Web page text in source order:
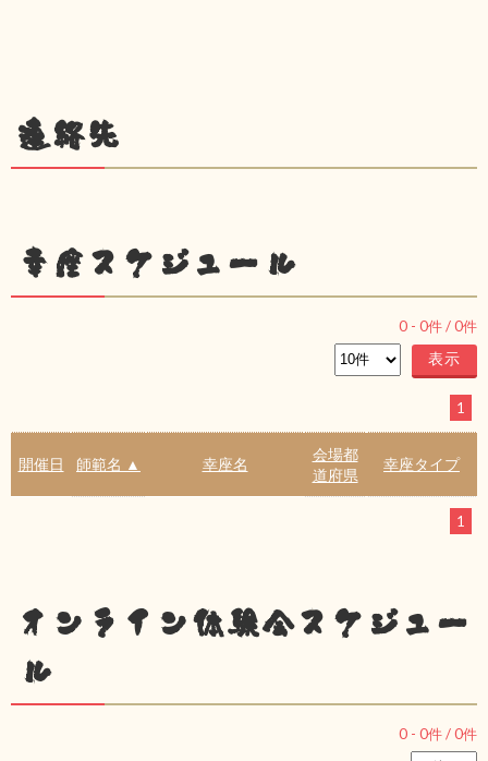
連絡先
幸座スケジュール
0 - 0件 /0件
1
開催日 師範名 ▲ 幸座名
会場都
道府県
幸座タイプ
1
オンライン体験会スケジュー
ル
0 - 0件 /0件